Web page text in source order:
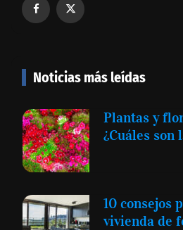
Noticias más leídas
Plantas y
¿Cuáles son
10 consejos
vivienda de